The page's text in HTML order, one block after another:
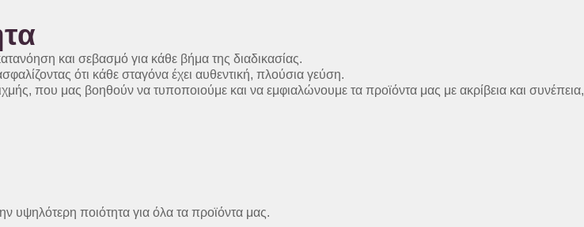
και σεβασμό για κάθε βήμα της διαδικασίας.
ότι κάθε σταγόνα έχει αυθεντική, πλούσια γεύση.
που μας βοηθούν να τυποποιούμε και να εμφιαλώνουμε τα προϊόντα μας με ακρίβεια και συνέπεια,
υψηλότερη ποιότητα για όλα τα προϊόντα μας.